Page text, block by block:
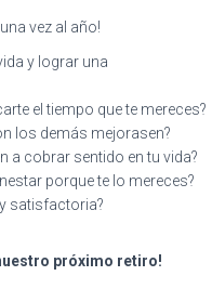
vez al año!
y lograr una
el tiempo que te mereces?
los demás mejorasen?
a cobrar sentido en tu vida?
porque te lo mereces?
satisfactoria?
próximo retiro!